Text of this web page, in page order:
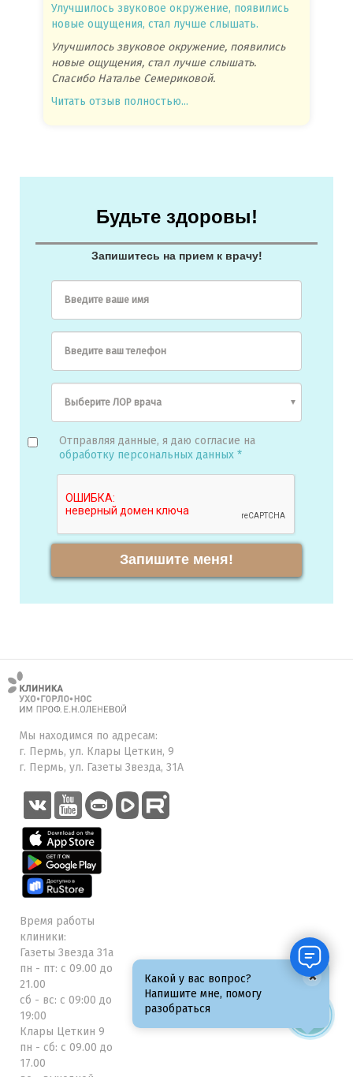
Улучшилось звуковое окружение, появились
новые ощущения, стал лучше слышать.
Улучшилось звуковое окружение, появились
новые ощущения, стал лучше слышать.
Спасибо Наталье Семериковой.
Читать отзыв полностью...
Будьте здоровы!
Запишитесь на прием к врачу!
Введите ваше имя
Введите ваш телефон
Отправляя данные, я даю согласие на
обработку персональных данных *
Запишите меня!
Мы находимся по адресам:
г. Пермь, ул. Клары Цеткин, 9
г. Пермь, ул. Газеты Звезда, 31А
Время работы
клиники:
Газеты Звезда 31а
пн - пт: с 09.00 до
21.00
сб - вс: с 09:00 до
19:00
Клары Цеткин 9
пн - сб: с 09.00 до
17.00
Какой у вас вопрос?
Напишите мне, помогу
разобраться
×